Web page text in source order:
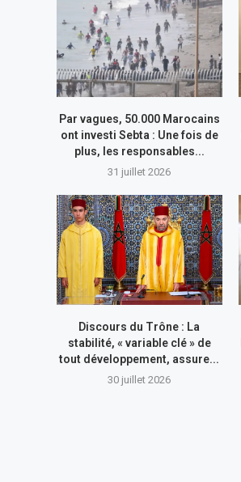
Par vagues, 50.000 Marocains
ont investi Sebta : Une fois de
plus, les responsables...
31 juillet 2026
Discours du Trône : La
stabilité, « variable clé » de
tout développement, assure...
30 juillet 2026